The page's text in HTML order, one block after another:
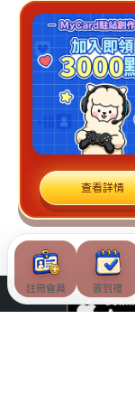
查看詳情
註冊會員 簽到禮